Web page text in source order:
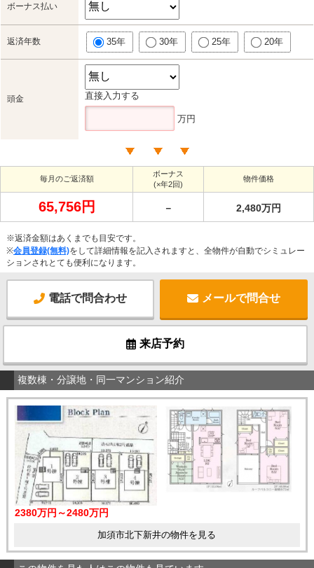
ボーナス払い
返済年数 35年 30年 25年 20年
頭金 直接入力する
万円
毎月のご返済額
ボーナス
(×年2回)
物件価格
65,756円 － 2,480万円
※返済金額はあくまでも目安です。
※会員登録(無料)をして詳細情報を記入されますと、全物件が自動でシミュレー
ションされとても便利になります。
電話で問合わせ メールで問合せ
来店予約
複数棟・分譲地・同一マンション紹介
2380万円～2480万円
加須市北下新井の物件を見る